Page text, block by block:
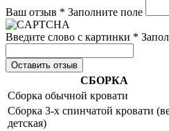
Ваш отзыв * Заполните поле
Введите слово с картинки *
Оставить отзыв
СБОРКА
Сборка обычной кровати
Сборка 3-х спинчатой кровати
детская)